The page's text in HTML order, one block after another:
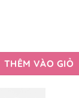
SHOCK BEADS
THÊM VÀO GIỎ